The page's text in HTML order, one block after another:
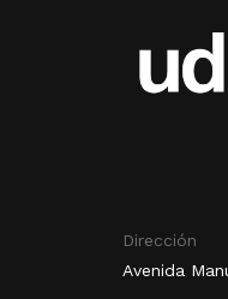
Dirección
Avenida